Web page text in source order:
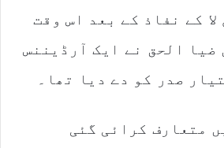
لا کے نفاذ کے بعد اس وقت
ضیا الحق نے ایک آرڈیننس
صدر کو دے دیا تھا۔
متعارف کرائی گئی